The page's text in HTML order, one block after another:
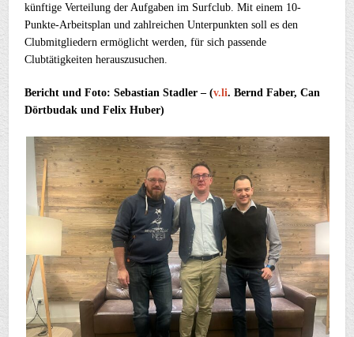
künftige Verteilung der Aufgaben im Surfclub. Mit einem 10-
Punkte-Arbeitsplan und zahlreichen Unterpunkten soll es den
Clubmitgliedern ermöglicht werden, für sich passende
Clubtätigkeiten herauszusuchen.
Bericht und Foto: Sebastian Stadler – (v.li. Bernd Faber, Can
Dörtbudak und Felix Huber)